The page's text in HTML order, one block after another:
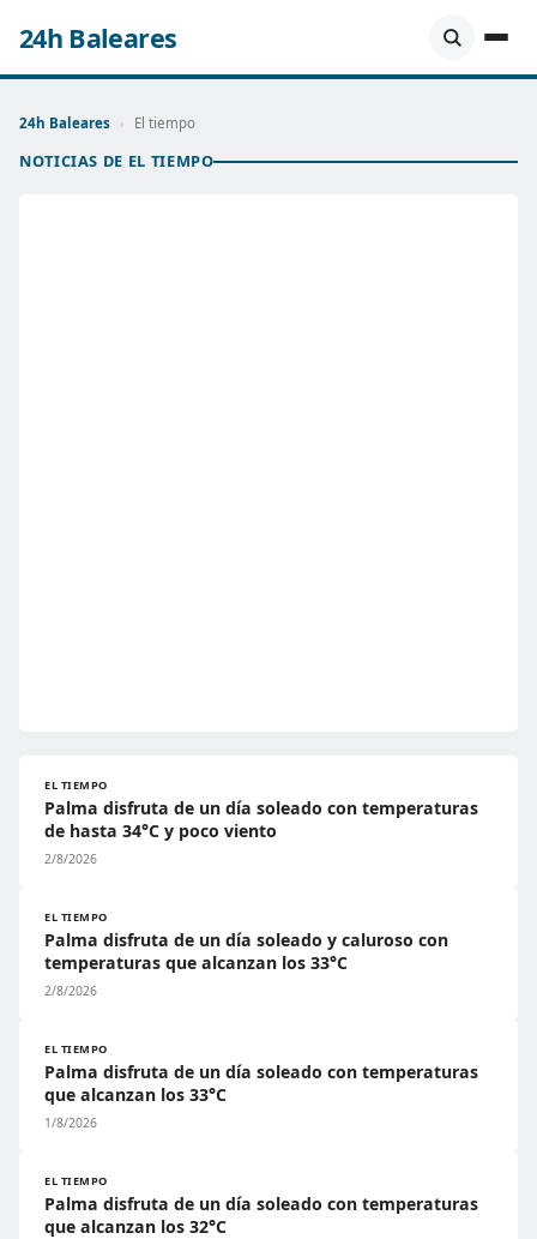
24h Baleares
24h Baleares › El tiempo
NOTICIAS DE EL TIEMPO
EL TIEMPO
Palma disfruta de un día soleado con temperaturas
de hasta 34°C y poco viento
2/8/2026
EL TIEMPO
Palma disfruta de un día soleado y caluroso con
temperaturas que alcanzan los 33°C
2/8/2026
EL TIEMPO
Palma disfruta de un día soleado con temperaturas
que alcanzan los 33°C
1/8/2026
EL TIEMPO
Palma disfruta de un día soleado con temperaturas
que alcanzan los 32°C